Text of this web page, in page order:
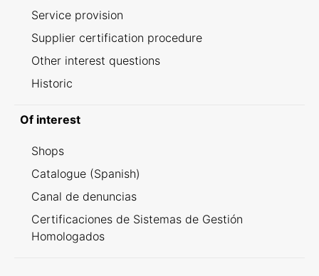
Service provision
Supplier certification procedure
Other interest questions
Historic
Of interest
Shops
Catalogue (Spanish)
Canal de denuncias
Certificaciones de Sistemas de Gestión
Homologados